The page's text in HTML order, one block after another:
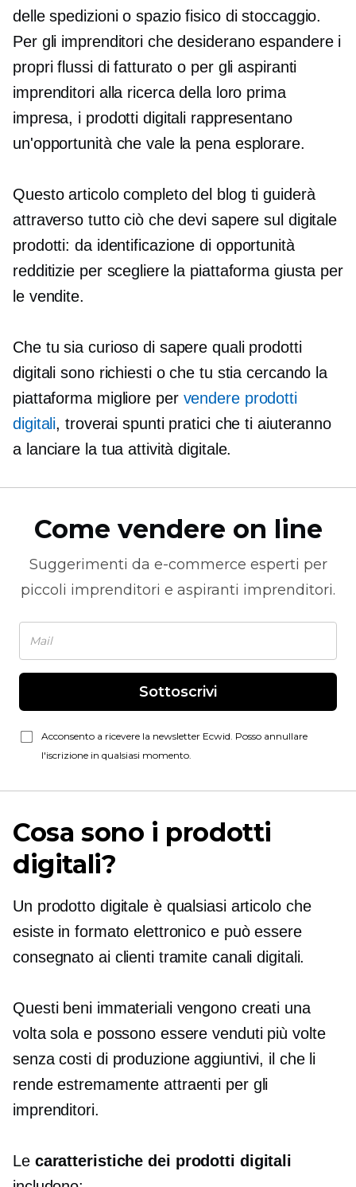
delle spedizioni o spazio fisico di stoccaggio.
Per gli imprenditori che desiderano espandere i
propri flussi di fatturato o per gli aspiranti
imprenditori alla ricerca della loro prima
impresa, i prodotti digitali rappresentano
un'opportunità che vale la pena esplorare.
Questo articolo completo del blog ti guiderà
attraverso tutto ciò che devi sapere sul digitale
prodotti: daidentificazione di opportunità
redditizie per scegliere la piattaforma giusta per
le vendite.
Che tu sia curioso di sapere quali prodotti
digitali sono richiesti o che tu stia cercando la
piattaforma migliore per vendere prodotti
digitali, troverai spunti pratici che ti aiuteranno
a lanciare la tua attività digitale.
Come vendere on line
Suggerimenti da e-commerce esperti per
piccoli imprenditori e aspiranti imprenditori.
Sottoscrivi
Acconsento a ricevere la newsletter Ecwid. Posso annullare
l'iscrizione in qualsiasi momento.
Cosa sono i prodotti
digitali?
Un prodotto digitale è qualsiasi articolo che
esiste in formato elettronico e può essere
consegnato ai clienti tramite canali digitali.
Questi beni immateriali vengono creati una
volta sola e possono essere venduti più volte
senza costi di produzione aggiuntivi, il che li
rende estremamente attraenti per gli
imprenditori.
Le caratteristiche dei prodotti digitali